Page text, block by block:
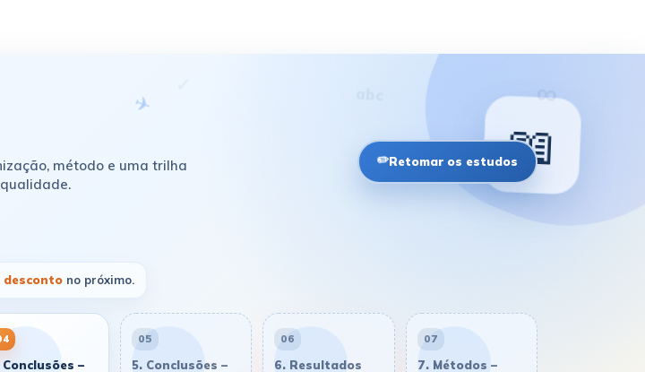
método e uma trilha
✏️Retomar os estudos
desconto no próximo.
Conclusões –
05
5. Conclusões –
06
6. Resultados
07
7. Métodos –